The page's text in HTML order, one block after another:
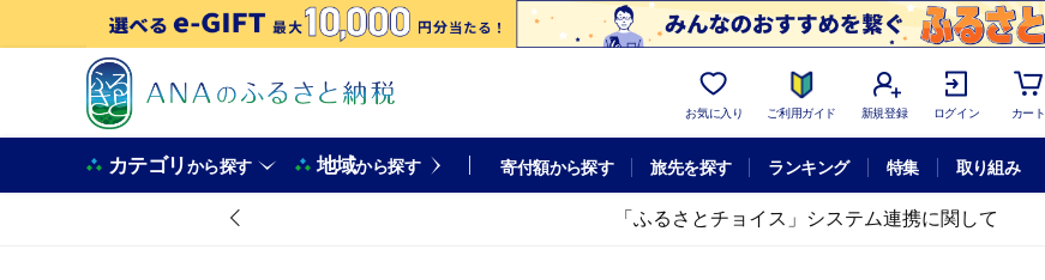
お気に入り ご利用ガイド 新規登録 ログイン カート
カテゴリから探す 地域から探す 寄付額から探す 旅先を探す ランキング 特集 取り組み
「ふるさとチョイス」システム連携に関して